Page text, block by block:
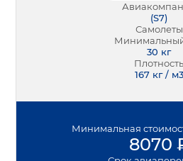
(S7)
Самолеты
30 кг
Плотность
167 кг / м3
Минимальная
8070